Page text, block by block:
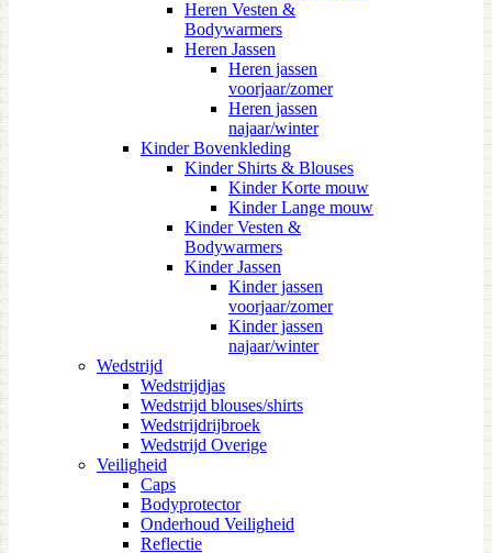
Heren Vesten &
Bodywarmers
Heren Jassen
Heren jassen
voorjaar/zomer
Heren jassen
najaar/winter
Kinder Bovenkleding
Kinder Shirts & Blouses
Kinder Korte mouw
Kinder Lange mouw
Kinder Vesten &
Bodywarmers
Kinder Jassen
Kinder jassen
voorjaar/zomer
Kinder jassen
najaar/winter
Wedstrijd
Wedstrijdjas
Wedstrijd blouses/shirts
Wedstrijdrijbroek
Wedstrijd Overige
Veiligheid
Caps
Bodyprotector
Onderhoud Veiligheid
Reflectie